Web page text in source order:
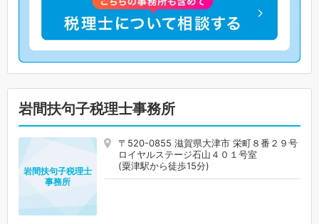
岩間扶句子税理士事務所
〒520-0855 滋賀県大津市 栄町８番２９号
ロイヤルステージ石山４０１号室
(粟津駅から徒歩15分)
岩間扶句子税理士
事務所